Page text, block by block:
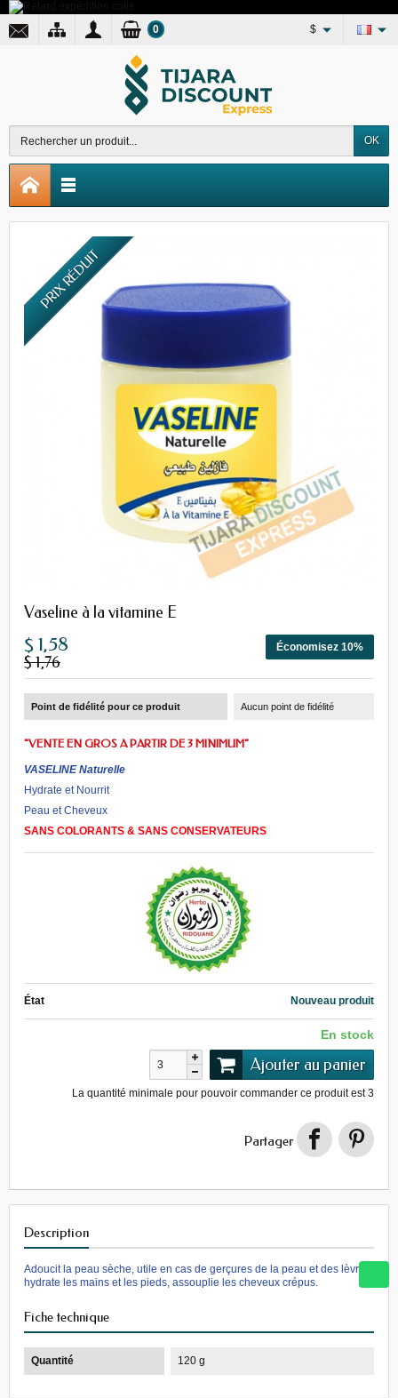
$
OK
0
PRIX RÉDUIT
Vaseline à la vitamine E
Économisez 10%
$ 1,58
$ 1,76
Point de fidélité pour ce produit Aucun point de fidélité
"VENTE EN GROS A PARTIR DE 3 MINIMUM"
VASELINE Naturelle
Hydrate et Nourrit
Peau et Cheveux
SANS COLORANTS & SANS CONSERVATEURS
État Nouveau produit
En stock
Ajouter au panier
La quantité minimale pour pouvoir commander ce produit est3
Partager
Description
Adoucit la peau sèche, utile en cas de gerçures de la peau et des lèvres,
hydrate les mains et les pieds, assouplie les cheveux crépus.
Fiche technique
Quantité 120 g